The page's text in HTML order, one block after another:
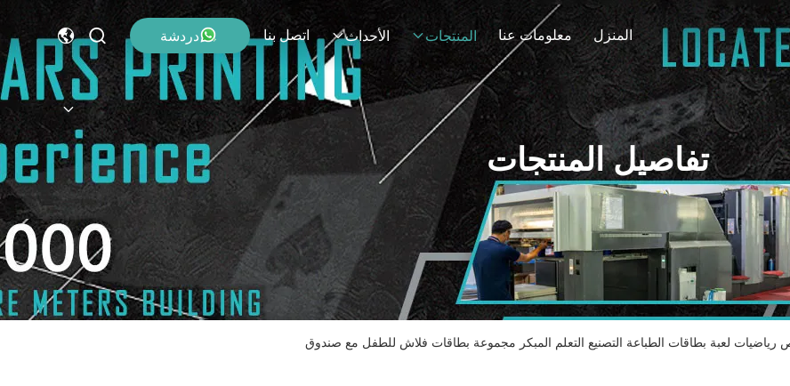
المنزل معلومات عنا المنتجات الأحداث اتصل بنا دردشة
تفاصيل المنتجات
لعبة بطاقات الطباعة التصنيع التعلم المبكر مجموعة بطاقات فلاش للطفل مع صندوق